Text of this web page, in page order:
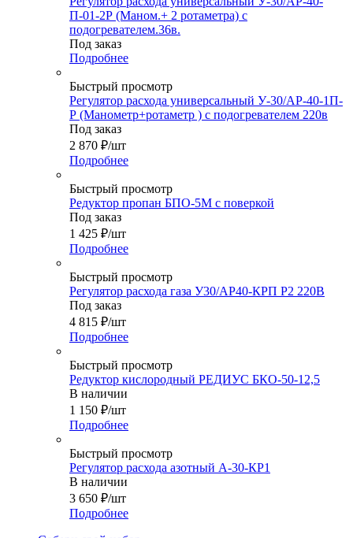
П-01-2Р (Маном.+ 2 ротаметра) с
подогревателем.36в.
Под заказ
Подробнее
Быстрый просмотр
Регулятор расхода универсальный У-30/АР-40-1П-
Р (Манометр+ротаметр ) с подогревателем 220в
Под заказ
2 870 ₽/шт
Подробнее
Быстрый просмотр
Редуктор пропан БПО-5М с поверкой
Под заказ
1 425 ₽/шт
Подробнее
Быстрый просмотр
Регулятор расхода газа У30/АР40-КРП Р2 220В
Под заказ
4 815 ₽/шт
Подробнее
Быстрый просмотр
Редуктор кислородный РЕДИУС БКО-50-12,5
В наличии
1 150 ₽/шт
Подробнее
Быстрый просмотр
Регулятор расхода азотный А-30-КР1
В наличии
3 650 ₽/шт
Подробнее